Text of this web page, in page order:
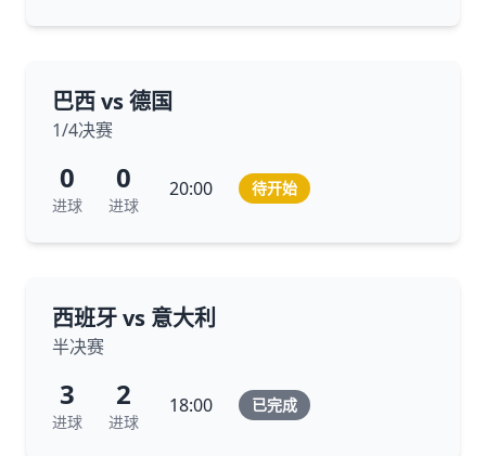
巴西 vs 德国
1/4决赛
0
进球
0
进球
20:00 待开始
西班牙 vs 意大利
半决赛
3
进球
2
进球
18:00 已完成